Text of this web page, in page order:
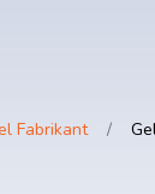
Fabrikant